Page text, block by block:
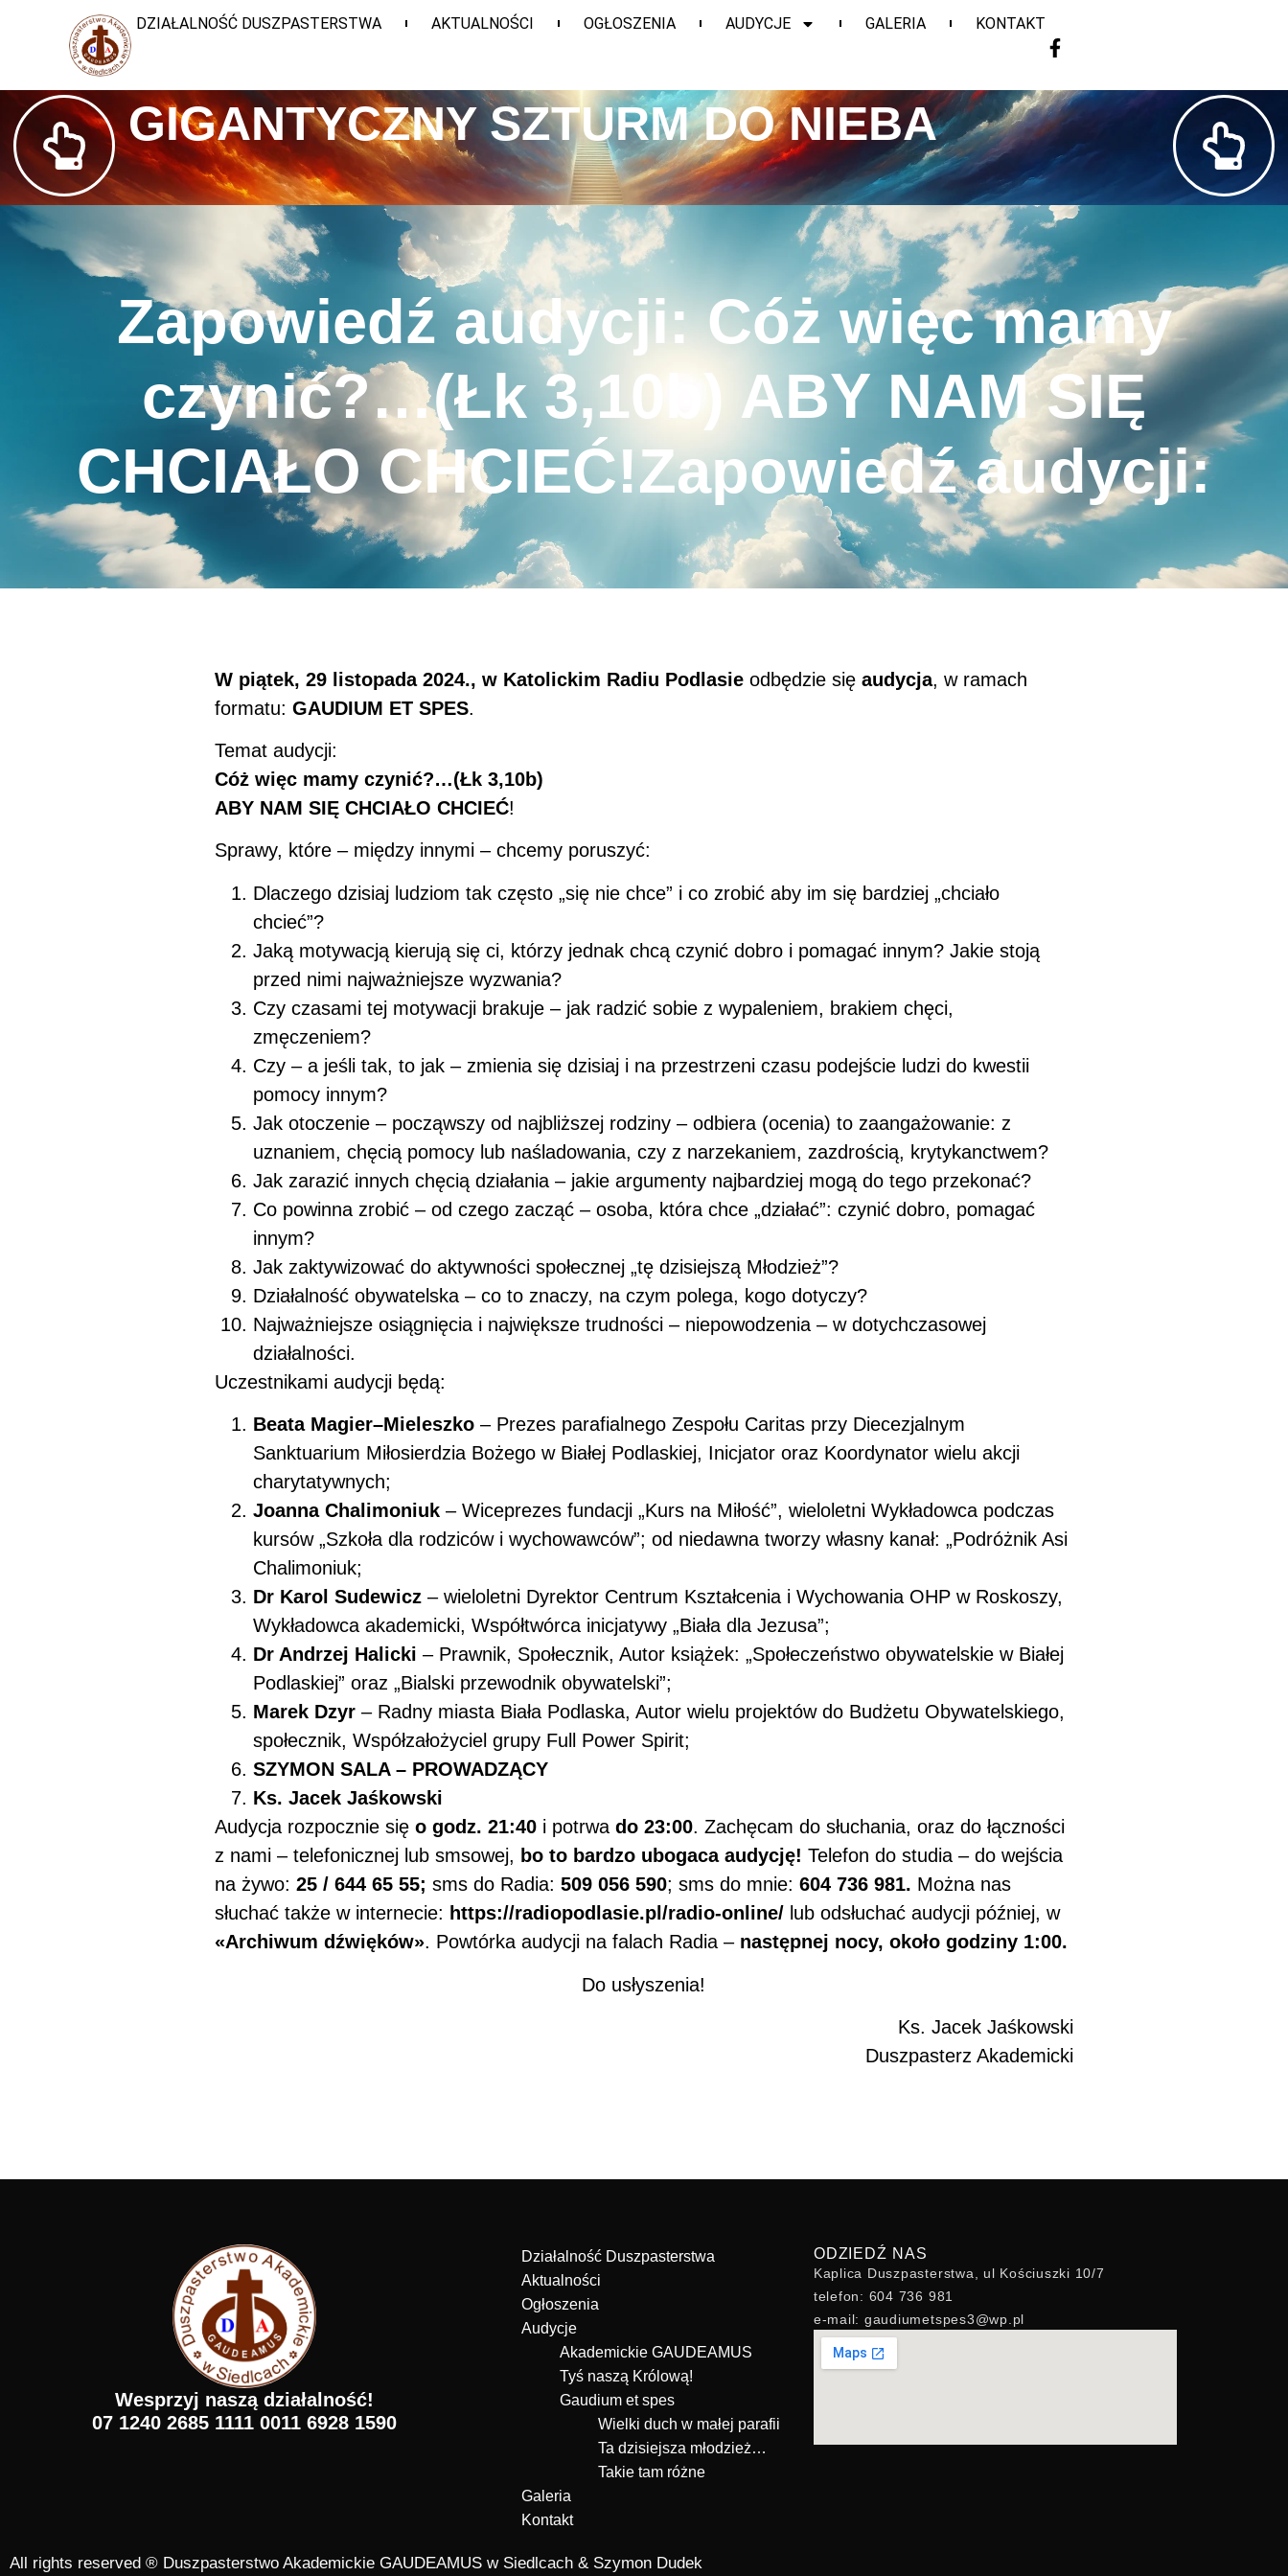
DZIAŁALNOŚĆ DUSZPASTERSTWA AKTUALNOŚCI OGŁOSZENIA AUDYCJE GALERIA KONTAKT
GIGANTYCZNY SZTURM DO NIEBA
Zapowiedź audycji: Cóż więc mamy
czynić?…(Łk 3,10b) ABY NAM SIĘ
CHCIAŁO CHCIEĆ!Zapowiedź audycji:
W piątek, 29 listopada 2024., w Katolickim Radiu Podlasie odbędzie się audycja, w ramach
formatu: GAUDIUM ET SPES.
Temat audycji:
Cóż więc mamy czynić?…(Łk 3,10b)
ABY NAM SIĘ CHCIAŁO CHCIEĆ!
Sprawy, które – między innymi – chcemy poruszyć:
Dlaczego dzisiaj ludziom tak często „się nie chce” i co zrobić aby im się bardziej „chciało
chcieć”?
Jaką motywacją kierują się ci, którzy jednak chcą czynić dobro i pomagać innym? Jakie stoją
przed nimi najważniejsze wyzwania?
Czy czasami tej motywacji brakuje – jak radzić sobie z wypaleniem, brakiem chęci,
zmęczeniem?
Czy – a jeśli tak, to jak – zmienia się dzisiaj i na przestrzeni czasu podejście ludzi do kwestii
pomocy innym?
Jak otoczenie – począwszy od najbliższej rodziny – odbiera (ocenia) to zaangażowanie: z
uznaniem, chęcią pomocy lub naśladowania, czy z narzekaniem, zazdrością, krytykanctwem?
Jak zarazić innych chęcią działania – jakie argumenty najbardziej mogą do tego przekonać?
Co powinna zrobić – od czego zacząć – osoba, która chce „działać”: czynić dobro, pomagać
innym?
Jak zaktywizować do aktywności społecznej „tę dzisiejszą Młodzież”?
Działalność obywatelska – co to znaczy, na czym polega, kogo dotyczy?
Najważniejsze osiągnięcia i największe trudności – niepowodzenia – w dotychczasowej
działalności.
Uczestnikami audycji będą:
Beata Magier–Mieleszko – Prezes parafialnego Zespołu Caritas przy Diecezjalnym
Sanktuarium Miłosierdzia Bożego w Białej Podlaskiej, Inicjator oraz Koordynator wielu akcji
charytatywnych;
Joanna Chalimoniuk – Wiceprezes fundacji „Kurs na Miłość”, wieloletni Wykładowca podczas
kursów „Szkoła dla rodziców i wychowawców”; od niedawna tworzy własny kanał: „Podróżnik Asi
Chalimoniuk;
Dr Karol Sudewicz – wieloletni Dyrektor Centrum Kształcenia i Wychowania OHP w Roskoszy,
Wykładowca akademicki, Współtwórca inicjatywy „Biała dla Jezusa”;
Dr Andrzej Halicki – Prawnik, Społecznik, Autor książek: „Społeczeństwo obywatelskie w Białej
Podlaskiej” oraz „Bialski przewodnik obywatelski”;
Marek Dzyr – Radny miasta Biała Podlaska, Autor wielu projektów do Budżetu Obywatelskiego,
społecznik, Współzałożyciel grupy Full Power Spirit;
SZYMON SALA – PROWADZĄCY
Ks. Jacek Jaśkowski
Audycja rozpocznie się o godz. 21:40 i potrwa do 23:00. Zachęcam do słuchania, oraz do łączności
z nami – telefonicznej lub smsowej, bo to bardzo ubogaca audycję! Telefon do studia – do wejścia
na żywo: 25 / 644 65 55; sms do Radia: 509 056 590; sms do mnie: 604 736 981. Można nas
słuchać także w internecie: https://radiopodlasie.pl/radio-online/ lub odsłuchać audycji później, w
«Archiwum dźwięków». Powtórka audycji na falach Radia – następnej nocy, około godziny 1:00.
Do usłyszenia!
Ks. Jacek Jaśkowski
Duszpasterz Akademicki
Wesprzyj naszą działalność!
07 1240 2685 1111 0011 6928 1590
Działalność Duszpasterstwa
Aktualności
Ogłoszenia
Audycje
Akademickie GAUDEAMUS
Tyś naszą Królową!
Gaudium et spes
Wielki duch w małej parafii
Ta dzisiejsza młodzież…
Takie tam różne
Galeria
Kontakt
ODZIEDŹ NAS
Kaplica Duszpasterstwa, ul Kościuszki 10/7
telefon: 604 736 981
e-mail: gaudiumetspes3@wp.pl
All rights reserved ® Duszpasterstwo Akademickie GAUDEAMUS w Siedlcach & Szymon Dudek